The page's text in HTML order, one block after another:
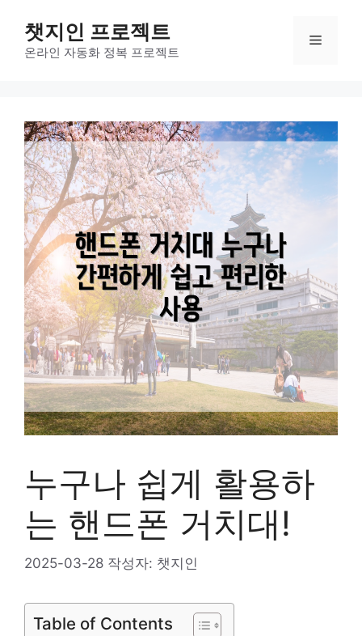
챗지인 프로젝트
온라인 자동화 정복 프로젝트
메
누구나 쉽게 활용하
는 핸드폰 거치대!
2025-03-28 작성자: 챗지인
Table of Contents